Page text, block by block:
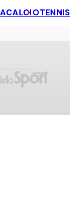
CALCIOTENNIS